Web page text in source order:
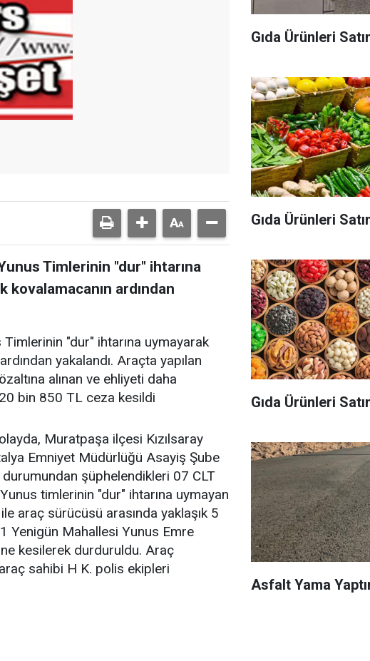
Timlerinin "dur" ihtarına
ardından
"dur" ihtarına uymayarak
yakalandı. Araçta yapılan
alınan ve ehliyeti daha
bin 850 TL ceza kesildi
Muratpaşa ilçesi Kızılsaray
Emniyet Müdürlüğü Asayiş Şube
şüphelendikleri 07 CLT
timlerinin "dur" ihtarına uymayan
araç sürücüsü arasında yaklaşık 5
Yenigün Mahallesi Yunus Emre
kesilerek durduruldu. Araç
sahibi H K. polis ekipleri
Gıda Ürünleri
Gıda Ürünleri
Gıda Ürünleri
Asfalt Yama